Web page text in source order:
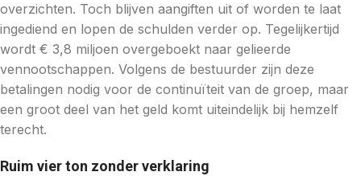
overzichten. Toch blijven aangiften uit of worden te laat
ingediend en lopen de schulden verder op. Tegelijkertijd
wordt € 3,8 miljoen overgeboekt naar gelieerde
vennootschappen. Volgens de bestuurder zijn deze
betalingen nodig voor de continuïteit van de groep, maar
een groot deel van het geld komt uiteindelijk bij hemzelf
terecht.
Ruim vier ton zonder verklaring